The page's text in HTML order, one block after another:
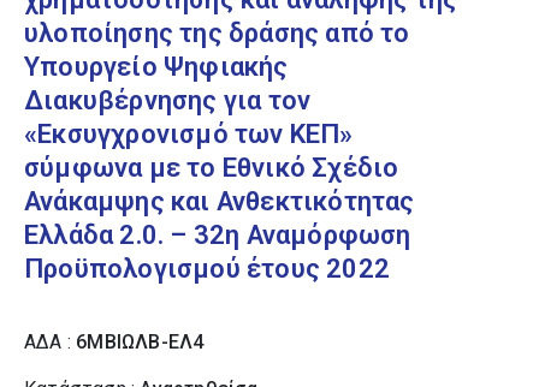
υλοποίησης της δράσης από το
Υπουργείο Ψηφιακής
Διακυβέρνησης για τον
«Εκσυγχρονισμό των ΚΕΠ»
σύμφωνα με το Εθνικό Σχέδιο
Ανάκαμψης και Ανθεκτικότητας
Ελλάδα 2.0. – 32η Αναμόρφωση
Προϋπολογισμού έτους 2022
ΑΔΑ : 6ΜΒΙΩΛΒ-ΕΛ4